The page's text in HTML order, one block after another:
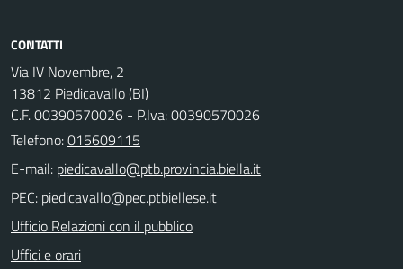
CONTATTI
Via IV Novembre, 2
13812 Piedicavallo (BI)
C.F. 00390570026 - P.Iva: 00390570026
Telefono:015609115
E-mail:
PEC:
Ufficio Relazioni con il pubblico
Uffici e orari